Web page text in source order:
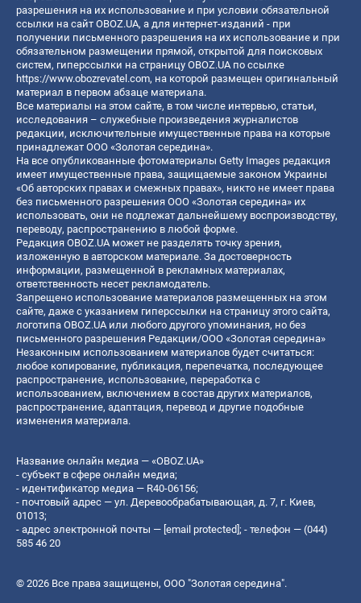
разрешения на их использование и при условии обязательной
ссылки на сайт OBOZ.UA, а для интернет-изданий - при
получении письменного разрешения на их использование и при
обязательном размещении прямой, открытой для поисковых
систем, гиперссылки на страницу OBOZ.UA по ссылке
https://www.obozrevatel.com, на которой размещен оригинальный
материал в первом абзаце материала.
Все материалы на этом сайте, в том числе интервью, статьи,
исследования – служебные произведения журналистов
редакции, исключительные имущественные права на которые
принадлежат ООО «Золотая середина».
На все опубликованные фотоматериалы Getty Images редакция
имеет имущественные права, защищаемые законом Украины
«Об авторских правах и смежных правах», никто не имеет права
без письменного разрешения ООО «Золотая середина» их
использовать, они не подлежат дальнейшему воспроизводству,
переводу, распространению в любой форме.
Редакция OBOZ.UA может не разделять точку зрения,
изложенную в авторском материале. За достоверность
информации, размещенной в рекламных материалах,
ответственность несет рекламодатель.
Запрещено использование материалов размещенных на этом
сайте, даже с указанием гиперссылки на страницу этого сайта,
логотипа OBOZ.UA или любого другого упоминания, но без
письменного разрешения Редакции/ООО «Золотая середина»
Незаконным использованием материалов будет считаться:
любое копирование, публикация, перепечатка, последующее
распространение, использование, переработка с
использованием, включением в состав других материалов,
распространение, адаптация, перевод и другие подобные
изменения материала.
Название онлайн медиа — «OBOZ.UA»
- субъект в сфере онлайн медиа;
- идентификатор медиа — R40-06156;
- почтовый адрес — ул. Деревообрабатывающая, д. 7, г. Киев,
01013;
- адрес электронной почты — [email protected]; - телефон — (044)
585 46 20
© 2026 Все права защищены, ООО "Золотая середина".